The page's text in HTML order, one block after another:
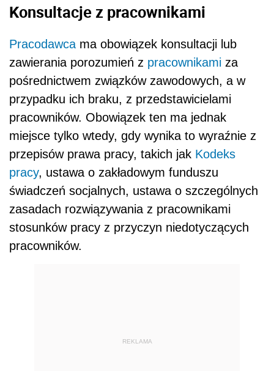
Konsultacje z pracownikami
Pracodawca ma obowiązek konsultacji lub
zawierania porozumień z pracownikami za
pośrednictwem związków zawodowych, a w
przypadku ich braku, z przedstawicielami
pracowników. Obowiązek ten ma jednak
miejsce tylko wtedy, gdy wynika to wyraźnie z
przepisów prawa pracy, takich jak Kodeks
pracy, ustawa o zakładowym funduszu
świadczeń socjalnych, ustawa o szczególnych
zasadach rozwiązywania z pracownikami
stosunków pracy z przyczyn niedotyczących
pracowników.
REKLAMA